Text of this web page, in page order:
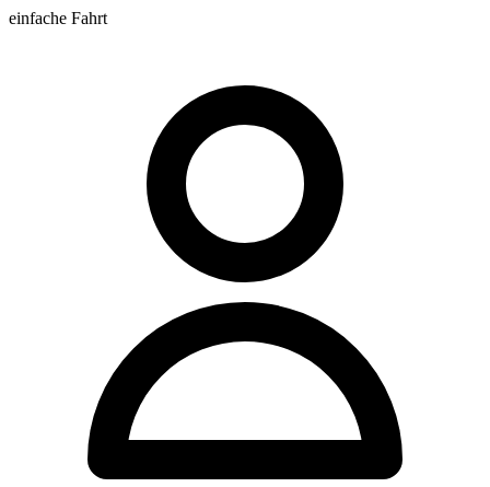
einfache Fahrt